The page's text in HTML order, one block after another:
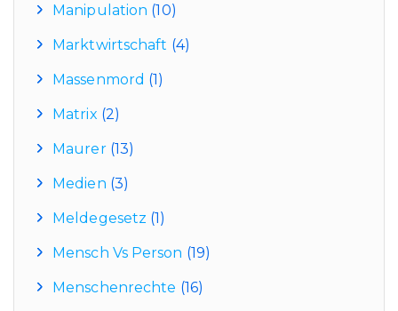
Manipulation (10)
Marktwirtschaft (4)
Massenmord (1)
Matrix (2)
Maurer(13)
Medien (3)
Meldegesetz (1)
Mensch Vs Person (19)
Menschenrechte (16)